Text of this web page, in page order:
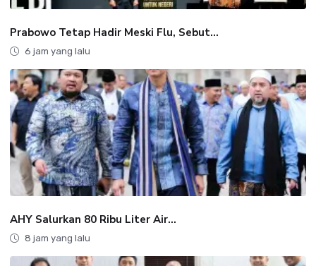
Prabowo Tetap Hadir Meski Flu, Sebut...
6 jam yang lalu
AHY Salurkan 80 Ribu Liter Air...
8 jam yang lalu